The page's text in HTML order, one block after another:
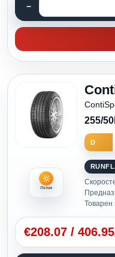
Летни
255/
D
Товарен
€208.07 /